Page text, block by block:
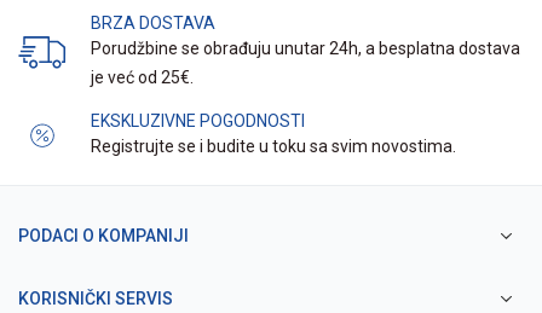
BRZA DOSTAVA
Porudžbine se obrađuju unutar 24h, a besplatna dostava
je već od 25€.
EKSKLUZIVNE POGODNOSTI
Registrujte se i budite u toku sa svim novostima.
PODACI O KOMPANIJI
KORISNIČKI SERVIS